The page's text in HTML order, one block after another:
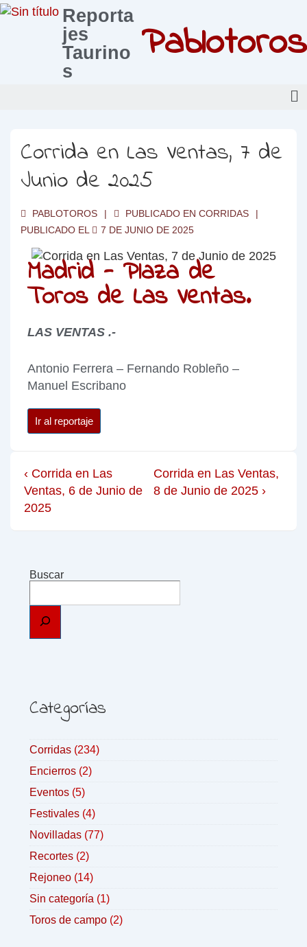
Reporta
jes
Taurino
s
Pablotoros
Corrida en Las Ventas, 7 de
Junio de 2025
PABLOTOROS PUBLICADO EN CORRIDAS
PUBLICADO EL
7 DE JUNIO DE 2025
Madrid - Plaza de
Toros de Las Ventas.
LAS VENTAS .-
Antonio Ferrera – Fernando Robleño –
Manuel Escribano
Ir al reportaje
‹ Corrida en Las
Ventas, 6 de Junio de
2025
Corrida en Las Ventas,
8 de Junio de 2025 ›
Buscar
Categorías
Corridas (234)
Encierros (2)
Eventos (5)
Festivales (4)
Novilladas (77)
Recortes (2)
Rejoneo (14)
Sin categoría (1)
Toros de campo (2)